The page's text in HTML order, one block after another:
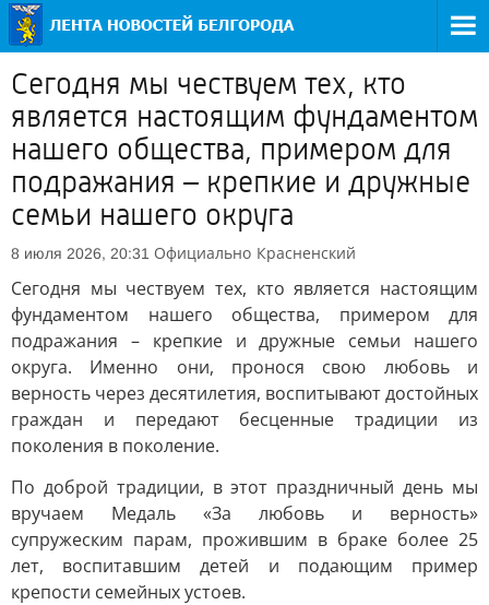
Сегодня мы чествуем тех, кто
является настоящим фундаментом
нашего общества, примером для
подражания – крепкие и дружные
семьи нашего округа
8 июля 2026, 20:31 Официально Красненский
Сегодня мы чествуем тех, кто является настоящим
фундаментом нашего общества, примером для
подражания – крепкие и дружные семьи нашего
округа. Именно они, пронося свою любовь и
верность через десятилетия, воспитывают достойных
граждан и передают бесценные традиции из
поколения в поколение.
По доброй традиции, в этот праздничный день мы
вручаем Медаль «За любовь и верность»
супружеским парам, прожившим в браке более 25
лет, воспитавшим детей и подающим пример
крепости семейных устоев.